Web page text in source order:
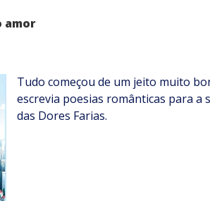
amor
Tudo começou de um jeito muito
escrevia poesias românticas para a
das Dores Farias.